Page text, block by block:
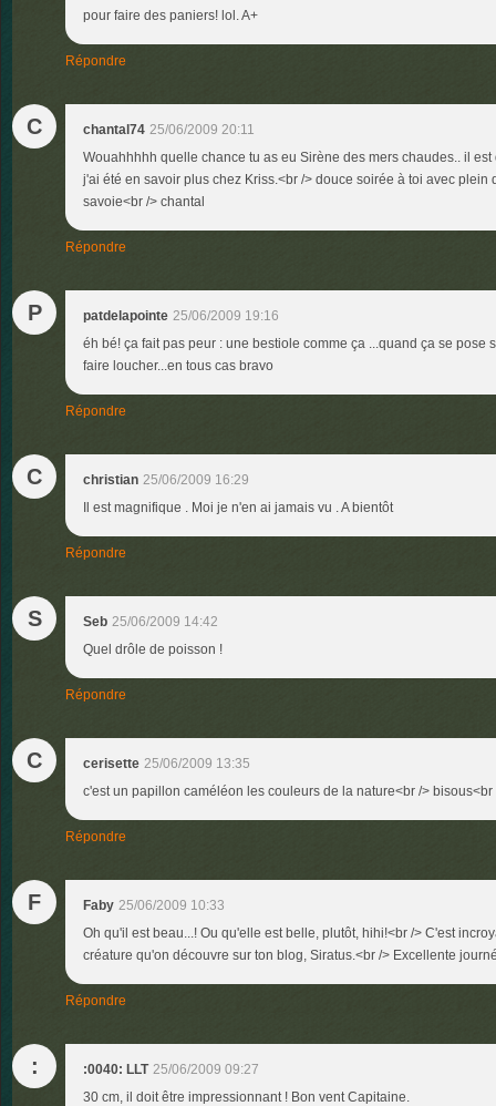
pour faire des paniers! lol. A+
Répondre
C chantal74 25/06/2009 20:11
Wouahhhhh quelle chance tu as eu Sirène des mers chaudes.. il
j'ai été en savoir plus chez Kriss.<br /> douce soirée à toi avec plein
savoie<br /> chantal
Répondre
P patdelapointe 25/06/2009 19:16
éh bé! ça fait pas peur : une bestiole comme ça ...quand ça se pose
faire loucher...en tous cas bravo
Répondre
C christian 25/06/2009 16:29
Il est magnifique . Moi je n'en ai jamais vu . A bientôt
Répondre
S Seb 25/06/2009 14:42
Quel drôle de poisson !
Répondre
C cerisette 25/06/2009 13:35
c'est un papillon caméléon les couleurs de la nature<br /> bisous<br
Répondre
F Faby 25/06/2009 10:33
Oh qu'il est beau...! Ou qu'elle est belle, plutôt, hihi!<br /> C'est
créature qu'on découvre sur ton blog, Siratus.<br /> Excellente
Répondre
: :0040: LLT 25/06/2009 09:27
30 cm, il doit être impressionnant ! Bon vent Capitaine.